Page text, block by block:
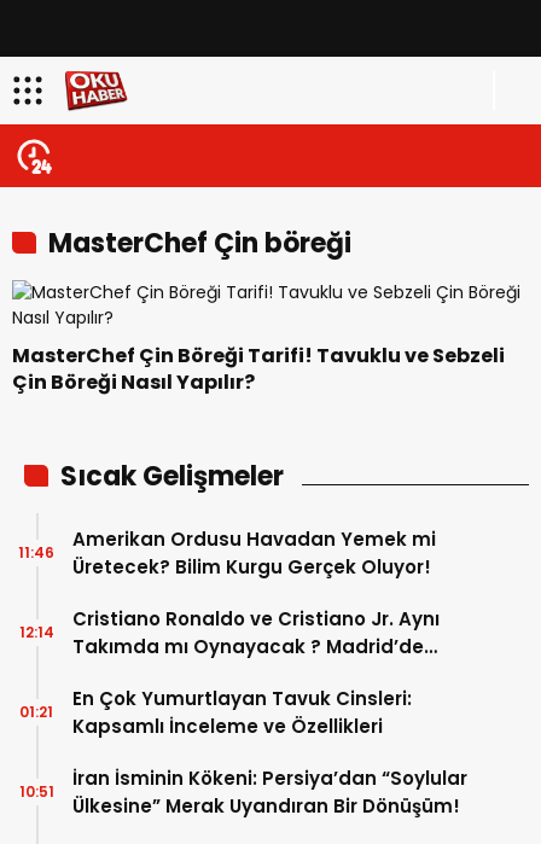
MasterChef Çin böreği
MasterChef Çin Böreği Tarifi! Tavuklu ve Sebzeli
Çin Böreği Nasıl Yapılır?
Sıcak Gelişmeler
Amerikan Ordusu Havadan Yemek mi
Üretecek? Bilim Kurgu Gerçek Oluyor!
11:46
Cristiano Ronaldo ve Cristiano Jr. Aynı
Takımda mı Oynayacak ? Madrid’de
12:14
En Çok Yumurtlayan Tavuk Cinsleri:
Kapsamlı İnceleme ve Özellikleri
01:21
İran İsminin Kökeni: Persiya’dan “Soylular
Ülkesine” Merak Uyandıran Bir Dönüşüm!
10:51